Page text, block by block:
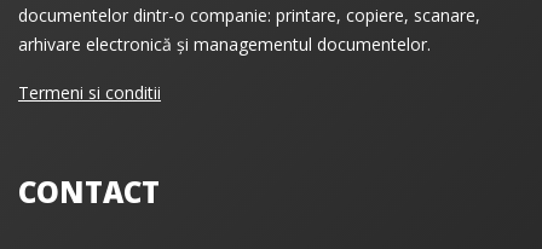
documentelor dintr-o companie: printare, copiere, scanare,
arhivare electronică și managementul documentelor.
Termeni si conditii
CONTACT